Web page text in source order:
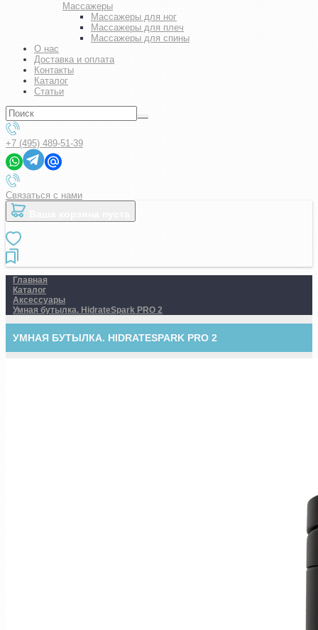
Массажеры
Массажеры для ног
Массажеры для плеч
Массажеры для спины
О нас
Доставка и оплата
Контакты
Каталог
Статьи
+7 (495) 489-51-39
Связаться с нами
Главная
Каталог
Аксессуары
Умная бутылка. HidrateSpark PRO 2
УМНАЯ БУТЫЛКА. HIDRATESPARK PRO 2